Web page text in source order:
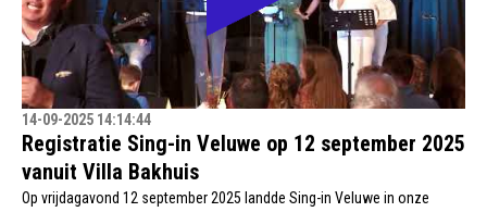
14-09-2025 14:14:44
Registratie Sing-in Veluwe op 12 september 2025
vanuit Villa Bakhuis
Op vrijdagavond 12 september 2025 landde Sing-in Veluwe in onze